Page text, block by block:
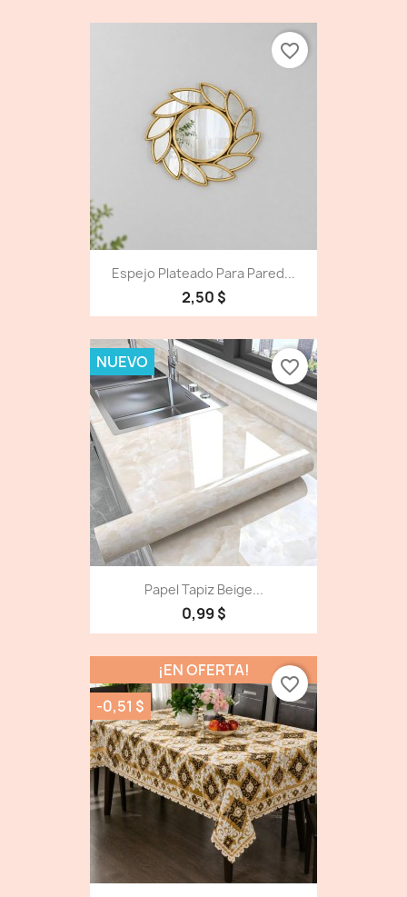
Espejo Plateado Para Pared...
2,50 $
favorite_border
Papel Tapiz Beige...
0,99 $
NUEVO favorite_border
¡EN OFERTA!
-0,51 $
favorite_border